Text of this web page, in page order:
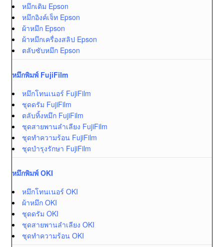
หมึกเติม Epson
หมึกอิงค์เจ็ท Epson
ผ้าหมึก Epson
ผ้าหมึกเครื่องสลิป Epson
ตลับซับหมึก Epson
หมึกพิมพ์ FujiFilm
หมึกโทนเนอร์ FujiFilm
ชุดดรัม FujiFilm
ตลับทิ้งหมึก FujiFilm
ชุดสายพานลำเลียง FujiFilm
ชุดทำความร้อน FujiFilm
ชุดบำรุงรักษา FujiFilm
หมึกพิมพ์ OKI
หมึกโทนเนอร์ OKI
ผ้าหมึก OKI
ชุดดรัม OKI
ชุดสายพานลำเลียง OKI
ชุดทำความร้อน OKI